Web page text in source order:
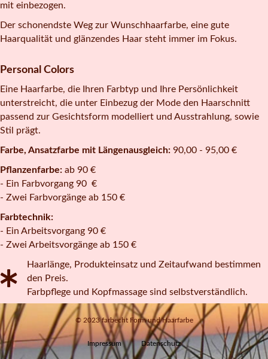
mit einbezogen.
Der schonendste Weg zur Wunschhaarfarbe, eine gute
Haarqualität und glänzendes Haar steht immer im Fokus.
Personal Colors
Eine Haarfarbe, die Ihren Farbtyp und Ihre Persönlichkeit
unterstreicht, die unter Einbezug der Mode den Haarschnitt
passend zur Gesichtsform modelliert und Ausstrahlung, sowie
Stil prägt.
Farbe, Ansatzfarbe mit Längenausgleich: 90,00 - 95,00 €
Pflanzenfarbe: ab 90 €
- Ein Farbvorgang 90 €
- Zwei Farbvorgänge ab 150 €
Farbtechnik:
- Ein Arbeitsvorgang 90 €
- Zwei Arbeitsvorgänge ab 150 €
Haarlänge, Produkteinsatz und Zeitaufwand bestimmen
den Preis.
Farbpflege und Kopfmassage sind selbstverständlich.
© 2023 farbecht Form und Haarfarbe
Impressum Datenschutz